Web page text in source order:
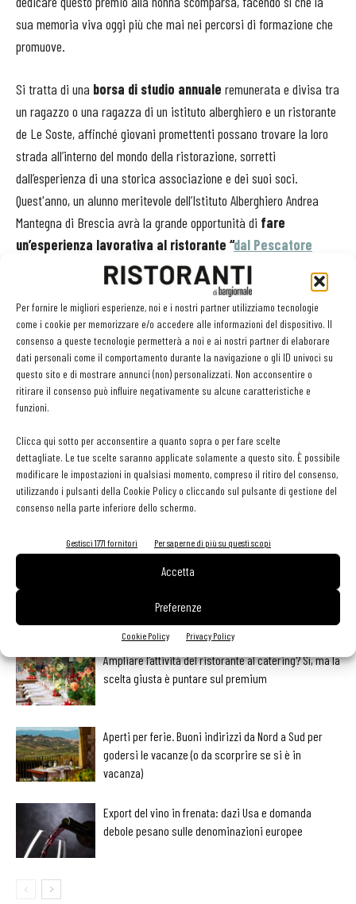
Per fornire le migliori esperienze, noi e i nostri partner utilizziamo tecnologie
come i cookie per memorizzare e/o accedere alle informazioni del dispositivo. Il
consenso a queste tecnologie permetterà a noi e ai nostri partner di elaborare
dati personali come il comportamento durante la navigazione o gli ID univoci su
questo sito e di mostrare annunci (non) personalizzati. Non acconsentire o
ritirare il consenso può influire negativamente su alcune caratteristiche e
funzioni.
Clicca qui sotto per acconsentire a quanto sopra o per fare scelte
dettagliate. Le tue scelte saranno applicate solamente a questo sito. È possibile
modificare le impostazioni in qualsiasi momento, compreso il ritiro del consenso,
utilizzando i pulsanti della Cookie Policy o cliccando sul pulsante di gestione del
consenso nella parte inferiore dello schermo.
Gestisci 1771 fornitori Per saperne di più su questi scopi
Accetta
Preferenze
Cookie Policy Privacy Policy
sua memoria viva oggi più che mai nei percorsi di formazione che
promuove.
Si tratta di una borsa di studio annuale remunerata e divisa tra
un ragazzo o una ragazza di un istituto alberghiero e un ristorante
de Le Soste, affinché giovani promettenti possano trovare la loro
strada all’interno del mondo della ristorazione, sorretti
dall’esperienza di una storica associazione e dei suoi soci.
Quest'anno, un alunno meritevole dell’Istituto Alberghiero Andrea
Mantegna di Brescia avrà la grande opportunità di fare
un’esperienza lavorativa al ristorante “dal Pescatore
un socio che ha fatto la storia de Le Soste e
un’istituzione della Cucina Italiana.
La borsa di studio in ricordo di Alma Ambrosi si unisce a tutte
quelle iniziative che l’Associazione promuove affinché chef e maître
di domani possano sfruttare i grandi talenti presenti nel nostro
panorama enogastronomico.
Facebook Twitter
Ampliare l’attività del ristorante al catering? Sì, ma la
scelta giusta è puntare sul premium
Aperti per ferie. Buoni indirizzi da Nord a Sud per
godersi le vacanze (o da scorprire se si è in
vacanza)
Export del vino in frenata: dazi Usa e domanda
debole pesano sulle denominazioni europee